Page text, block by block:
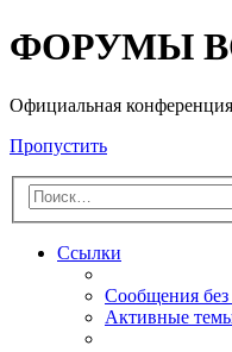
ФОРУМЫ
Официальная
Пропустить
Ссылки
Сообщения без
Активные